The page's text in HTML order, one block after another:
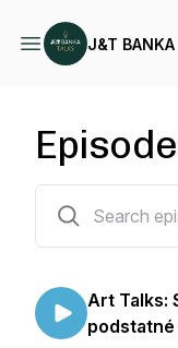
J&T
Art Talks:
podstatné